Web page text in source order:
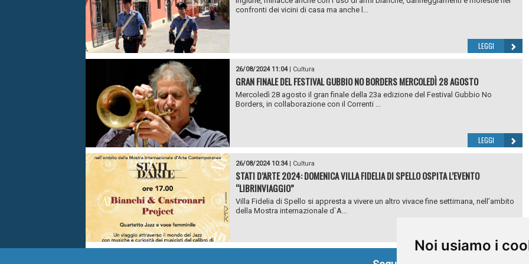
Noi usiamo i
confronti dei vicini di casa ma anche l...
LEGGI
26/08/2024 11:04| Cultura
GRAN FINALE DEL FESTIVAL GUBBIO NO BORDERS MERCOLEDÌ 28 AGOSTO
Mercoledì 28 agosto il gran finale della 23a edizione del Festival Gubbio No
Borders, in collaborazione con il Correnti ...
LEGGI
26/08/2024 10:34| Cultura
STATI D’ARTE 2024: DOMENICA VILLA FIDELIA DI SPELLO OSPITA L’EVENTO
“LIBRINVIAGGIO”
Villa Fidelia di Spello si appresta a vivere un altro vivace fine settimana, nell’ambito
della Mostra internazionale d`A...